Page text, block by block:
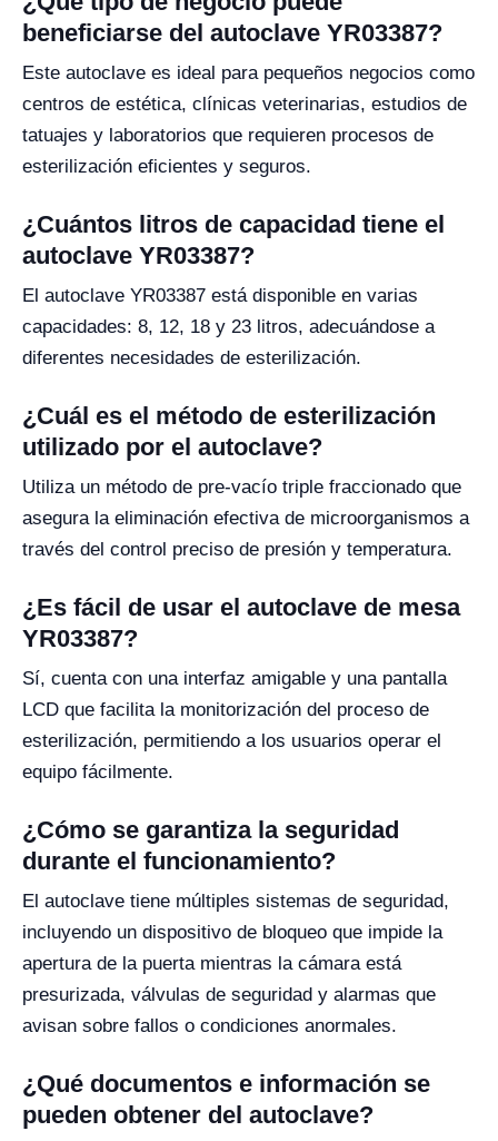
beneficiarse del autoclave YR03387?
Este autoclave es ideal para pequeños negocios como
centros de estética, clínicas veterinarias, estudios de
tatuajes y laboratorios que requieren procesos de
esterilización eficientes y seguros.
¿Cuántos litros de capacidad tiene el
autoclave YR03387?
El autoclave YR03387 está disponible en varias
capacidades: 8, 12, 18 y 23 litros, adecuándose a
diferentes necesidades de esterilización.
¿Cuál es el método de esterilización
utilizado por el autoclave?
Utiliza un método de pre-vacío triple fraccionado que
asegura la eliminación efectiva de microorganismos a
través del control preciso de presión y temperatura.
¿Es fácil de usar el autoclave de mesa
YR03387?
Sí, cuenta con una interfaz amigable y una pantalla
LCD que facilita la monitorización del proceso de
esterilización, permitiendo a los usuarios operar el
equipo fácilmente.
¿Cómo se garantiza la seguridad
durante el funcionamiento?
El autoclave tiene múltiples sistemas de seguridad,
incluyendo un dispositivo de bloqueo que impide la
apertura de la puerta mientras la cámara está
presurizada, válvulas de seguridad y alarmas que
avisan sobre fallos o condiciones anormales.
¿Qué documentos e información se
pueden obtener del autoclave?